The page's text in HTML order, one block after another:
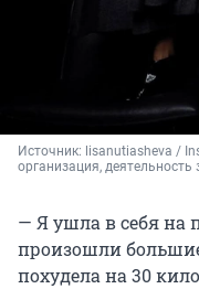
Источник: lisanutiasheva /
организация,
— Я ушла в себя на
произошли
похудела на 30